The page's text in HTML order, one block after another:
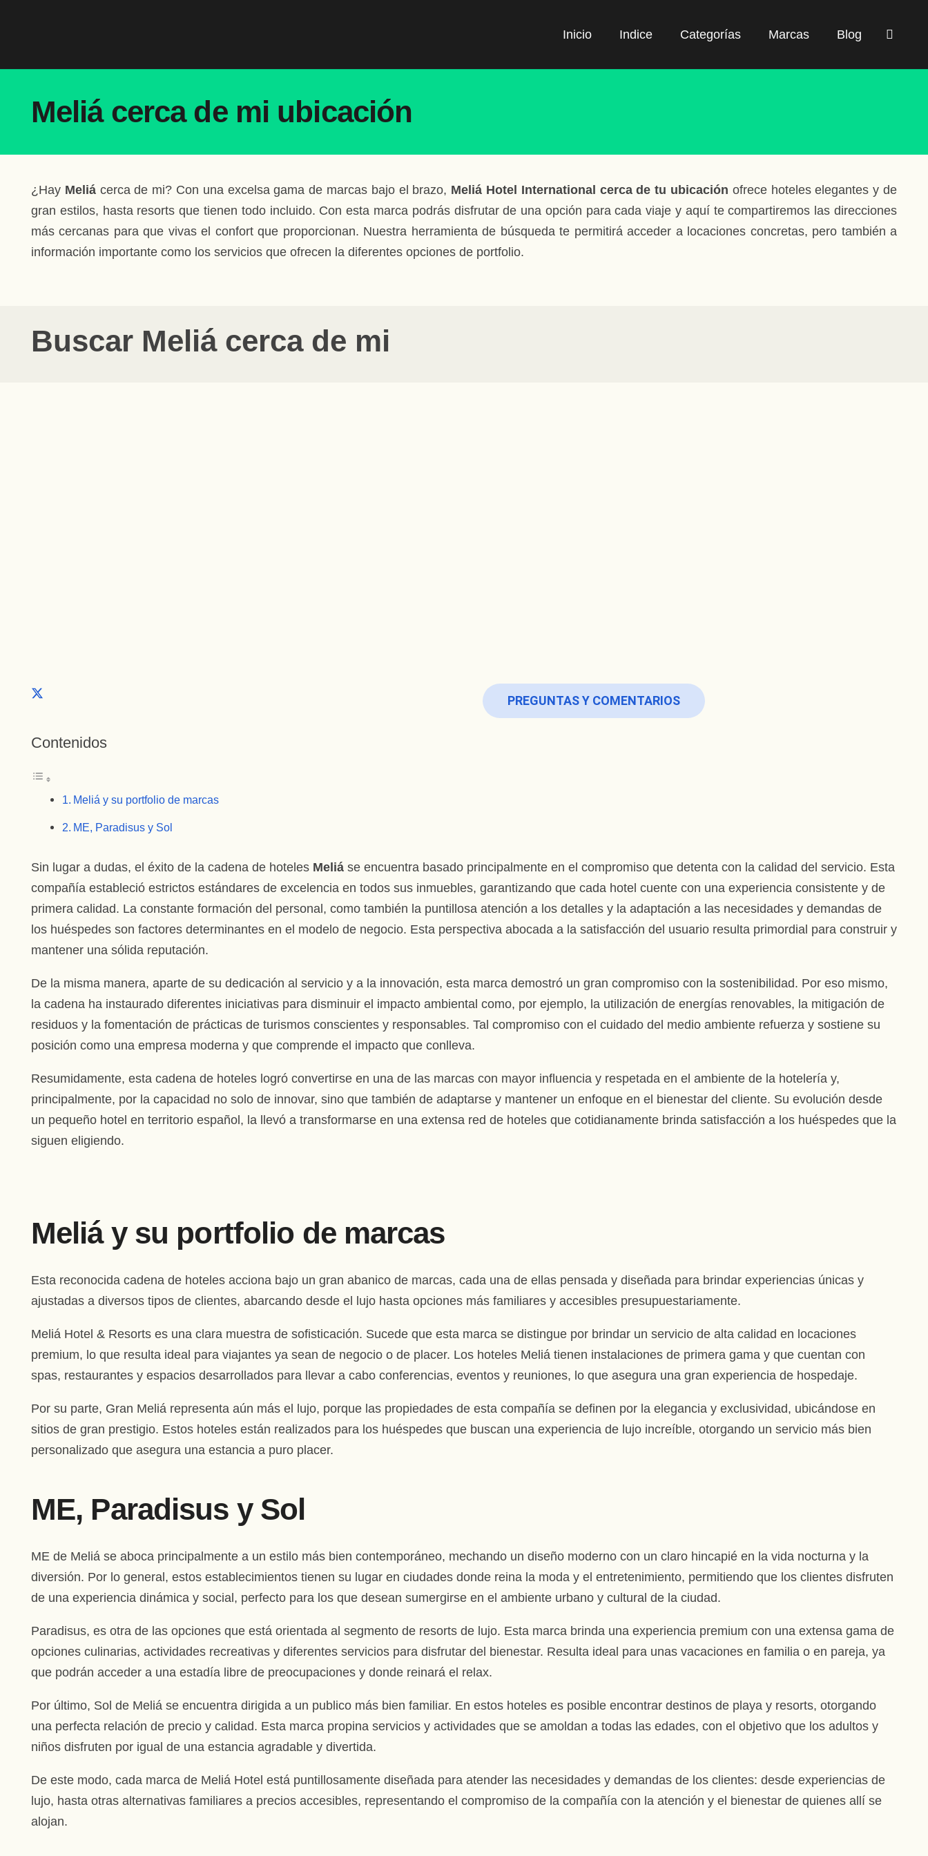
Inicio Indice Categorías Marcas Blog
Meliá cerca de mi ubicación
¿Hay Meliá cerca de mi? Con una excelsa gama de marcas bajo el brazo, Meliá Hotel International cerca de tu ubicación ofrece hoteles elegantes y de
gran estilos, hasta resorts que tienen todo incluido. Con esta marca podrás disfrutar de una opción para cada viaje y aquí te compartiremos las direcciones
más cercanas para que vivas el confort que proporcionan. Nuestra herramienta de búsqueda te permitirá acceder a locaciones concretas, pero también a
información importante como los servicios que ofrecen la diferentes opciones de portfolio.
Buscar Meliácerca de mi
PREGUNTAS Y COMENTARIOS
Contenidos
Meliá y su portfolio de marcas
ME, Paradisus y Sol
Sin lugar a dudas, el éxito de la cadena de hoteles Meliá se encuentra basado principalmente en el compromiso que detenta con la calidad del servicio. Esta
compañía estableció estrictos estándares de excelencia en todos sus inmuebles, garantizando que cada hotel cuente con una experiencia consistente y de
primera calidad. La constante formación del personal, como también la puntillosa atención a los detalles y la adaptación a las necesidades y demandas de
los huéspedes son factores determinantes en el modelo de negocio. Esta perspectiva abocada a la satisfacción del usuario resulta primordial para construir y
mantener una sólida reputación.
De la misma manera, aparte de su dedicación al servicio y a la innovación, esta marca demostró un gran compromiso con la sostenibilidad. Por eso mismo,
la cadena ha instaurado diferentes iniciativas para disminuir el impacto ambiental como, por ejemplo, la utilización de energías renovables, la mitigación de
residuos y la fomentación de prácticas de turismos conscientes y responsables. Tal compromiso con el cuidado del medio ambiente refuerza y sostiene su
posición como una empresa moderna y que comprende el impacto que conlleva.
Resumidamente, esta cadena de hoteles logró convertirse en una de las marcas con mayor influencia y respetada en el ambiente de la hotelería y,
principalmente, por la capacidad no solo de innovar, sino que también de adaptarse y mantener un enfoque en el bienestar del cliente. Su evolución desde
un pequeño hotel en territorio español, la llevó a transformarse en una extensa red de hoteles que cotidianamente brinda satisfacción a los huéspedes que la
siguen eligiendo.
Meliá y su portfolio de marcas
Esta reconocida cadena de hoteles acciona bajo un gran abanico de marcas, cada una de ellas pensada y diseñada para brindar experiencias únicas y
ajustadas a diversos tipos de clientes, abarcando desde el lujo hasta opciones más familiares y accesibles presupuestariamente.
Meliá Hotel & Resorts es una clara muestra de sofisticación. Sucede que esta marca se distingue por brindar un servicio de alta calidad en locaciones
premium, lo que resulta ideal para viajantes ya sean de negocio o de placer. Los hoteles Meliá tienen instalaciones de primera gama y que cuentan con
spas, restaurantes y espacios desarrollados para llevar a cabo conferencias, eventos y reuniones, lo que asegura una gran experiencia de hospedaje.
Por su parte, Gran Meliá representa aún más el lujo, porque las propiedades de esta compañía se definen por la elegancia y exclusividad, ubicándose en
sitios de gran prestigio. Estos hoteles están realizados para los huéspedes que buscan una experiencia de lujo increíble, otorgando un servicio más bien
personalizado que asegura una estancia a puro placer.
ME, Paradisus y Sol
ME de Meliá se aboca principalmente a un estilo más bien contemporáneo, mechando un diseño moderno con un claro hincapié en la vida nocturna y la
diversión. Por lo general, estos establecimientos tienen su lugar en ciudades donde reina la moda y el entretenimiento, permitiendo que los clientes disfruten
de una experiencia dinámica y social, perfecto para los que desean sumergirse en el ambiente urbano y cultural de la ciudad.
Paradisus, es otra de las opciones que está orientada al segmento de resorts de lujo. Esta marca brinda una experiencia premium con una extensa gama de
opciones culinarias, actividades recreativas y diferentes servicios para disfrutar del bienestar. Resulta ideal para unas vacaciones en familia o en pareja, ya
que podrán acceder a una estadía libre de preocupaciones y donde reinará el relax.
Por último, Sol de Meliá se encuentra dirigida a un publico más bien familiar. En estos hoteles es posible encontrar destinos de playa y resorts, otorgando
una perfecta relación de precio y calidad. Esta marca propina servicios y actividades que se amoldan a todas las edades, con el objetivo que los adultos y
niños disfruten por igual de una estancia agradable y divertida.
De este modo, cada marca de Meliá Hotel está puntillosamente diseñada para atender las necesidades y demandas de los clientes: desde experiencias de
lujo, hasta otras alternativas familiares a precios accesibles, representando el compromiso de la compañía con la atención y el bienestar de quienes allí se
alojan.